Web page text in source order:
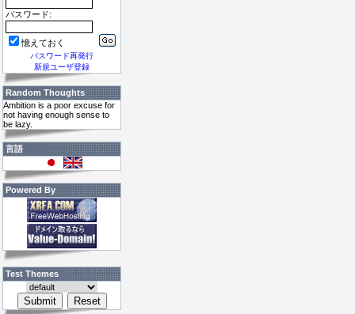
パスワード:
憶えておく
パスワード再発行
新規ユーザ登録
Random Thoughts
Ambition is a poor excuse for
not having enough sense to
be lazy.
言語
Powered By
Test Themes